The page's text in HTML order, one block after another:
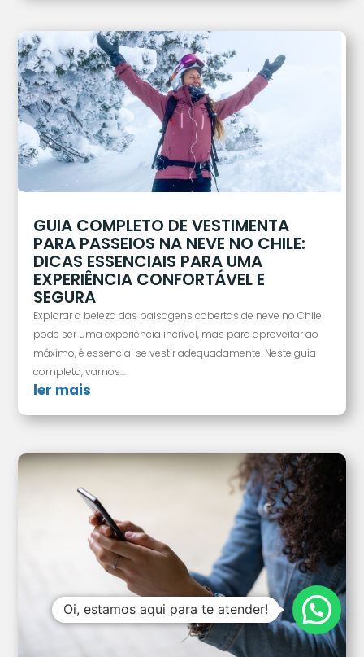
GUIA COMPLETO DE VESTIMENTA
PARA PASSEIOS NA NEVE NO CHILE:
DICAS ESSENCIAIS PARA UMA
EXPERIÊNCIA CONFORTÁVEL E
SEGURA
Explorar a beleza das paisagens cobertas de neve no Chile
pode ser uma experiência incrível, mas para aproveitar ao
máximo, é essencial se vestir adequadamente. Neste guia
completo, vamos...
ler mais
Oi, estamos aqui para te atender!